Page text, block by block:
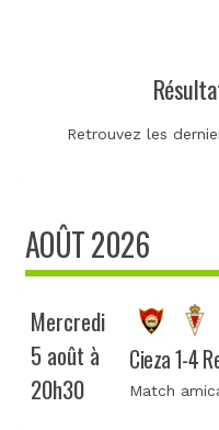
Retrouvez les
AOÛT 2026
Mercredi
5 août à
20h30
Cieza 1-4
Match